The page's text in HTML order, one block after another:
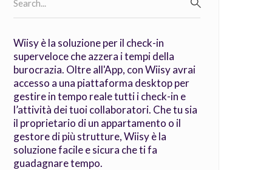
for:
Wiisy è la soluzione per il check-in
superveloce che azzera i tempi della
burocrazia. Oltre all'App, con Wiisy avrai
accesso a una piattaforma desktop per
gestire in tempo reale tutti i check-in e
l’attività dei tuoi collaboratori. Che tu sia
il proprietario di un appartamento o il
gestore di più strutture, Wiisy è la
soluzione facile e sicura che ti fa
guadagnare tempo.